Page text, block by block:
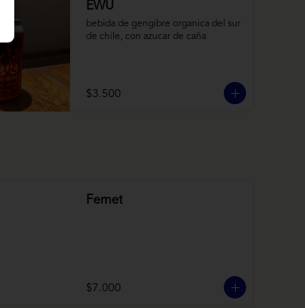
EWU
bebida de gengibre organica del sur
de chile, con azucar de caña
$3.500
Fernet
$7.000